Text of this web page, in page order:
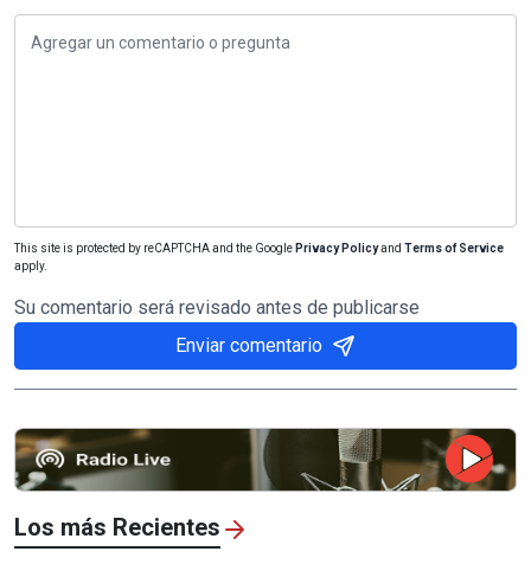
This site is protected by reCAPTCHA and the Google Privacy Policyand Terms of Service
apply.
Su comentario será revisado antes de publicarse
Enviar comentario
Los más Recientes